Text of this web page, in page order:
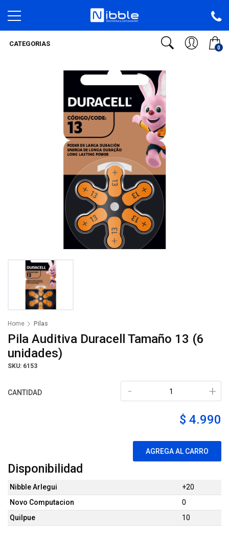
0
CATEGORIAS
Home Pilas
Pila Auditiva Duracell Tamaño 13 (6
unidades)
SKU: 6153
CANTIDAD +
-
$ 4.990
AGREGA AL CARRO
Disponibilidad
Nibble Arlegui
+20
Novo Computacion
0
Quilpue
10